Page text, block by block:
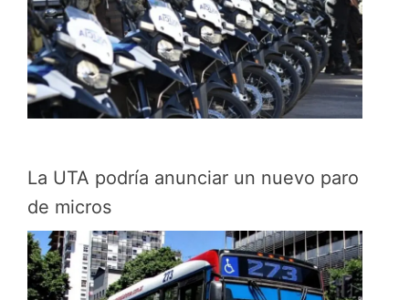
La UTA podría anunciar un nuevo paro
de micros